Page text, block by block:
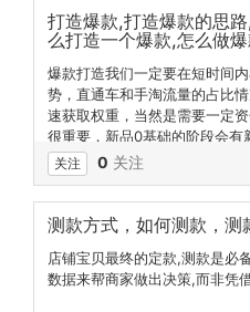
打造爆款,打造爆款的思
么打造一个爆款,怎么做
爆款打造我们一定要在短时间
势，直通车和手淘流量的占比
速获取权重，当然是需要一定
很重要，新品0基础的阶段会有
关注 0 关注
测款方式，如何测款，测
店铺宝贝最终的定款,测款是必
数据来帮商家做出决策,而非凭